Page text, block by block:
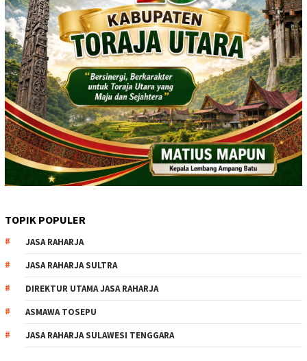
TOPIK POPULER
JASA RAHARJA
JASA RAHARJA SULTRA
DIREKTUR UTAMA JASA RAHARJA
ASMAWA TOSEPU
JASA RAHARJA SULAWESI TENGGARA